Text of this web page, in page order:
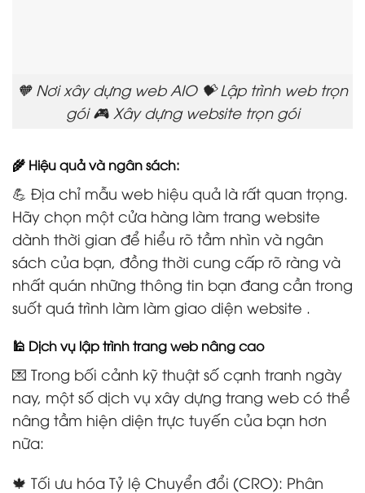
🧡 Nơi xây dựng web AIO 💝 Lập trình web trọn
gói 🎮 Xây dựng website trọn gói
🌾 Hiệu quả và ngân sách:
💪 Địa chỉ mẫu web hiệu quả là rất quan trọng.
Hãy chọn một cửa hàng làm trang website
dành thời gian để hiểu rõ tầm nhìn và ngân
sách của bạn, đồng thời cung cấp rõ ràng và
nhất quán những thông tin bạn đang cần trong
suốt quá trình làm làm giao diện website .
🕌 Dịch vụ lập trình trang web nâng cao
💌 Trong bối cảnh kỹ thuật số cạnh tranh ngày
nay, một số dịch vụ xây dựng trang web có thể
nâng tầm hiện diện trực tuyến của bạn hơn
nữa:
🍁 Tối ưu hóa Tỷ lệ Chuyển đổi (CRO): Phân